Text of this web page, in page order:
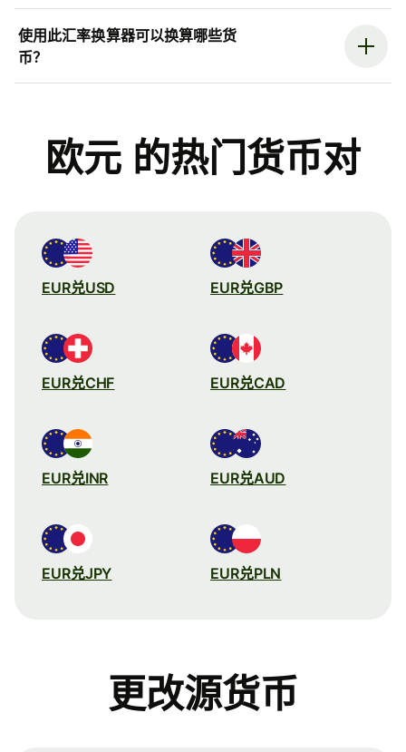
使用此汇率换算器可以换算哪些货
币？
欧元 的热门货币对
EUR兑USD EUR兑GBP
EUR兑CHF EUR兑CAD
EUR兑INR EUR兑AUD
EUR兑JPY EUR兑PLN
更改源货币